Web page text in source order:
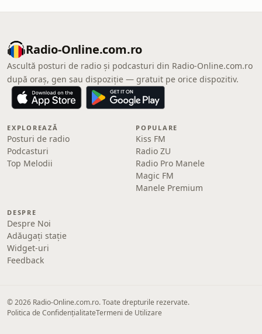
Radio-Online.com.ro
Ascultă posturi de radio și podcasturi din Radio-Online.com.ro
după oraș, gen sau dispoziție — gratuit pe orice dispozitiv.
EXPLOREAZĂ
Posturi de radio
Podcasturi
Top Melodii
POPULARE
Kiss FM
Radio ZU
Radio Pro Manele
Magic FM
Manele Premium
DESPRE
Despre Noi
Adăugați stație
Widget-uri
Feedback
© 2026 Radio-Online.com.ro. Toate drepturile rezervate.
Politica de ConfidențialitateTermeni de Utilizare